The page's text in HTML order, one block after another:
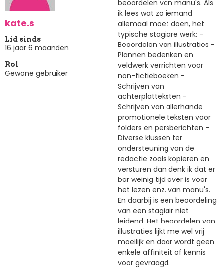
kate.s
Lid sinds
16 jaar 6 maanden
Rol
Gewone gebruiker
beoordelen van manu's. Als
ik lees wat zo iemand
allemaal moet doen, het
typische stagiare werk: -
Beoordelen van illustraties -
Plannen bedenken en
veldwerk verrichten voor
non-fictieboeken -
Schrijven van
achterplatteksten -
Schrijven van allerhande
promotionele teksten voor
folders en persberichten -
Diverse klussen ter
ondersteuning van de
redactie zoals kopiëren en
versturen dan denk ik dat er
bar weinig tijd over is voor
het lezen enz. van manu's.
En daarbij is een beoordeling
van een stagiair niet
leidend. Het beoordelen van
illustraties lijkt me wel vrij
moeilijk en daar wordt geen
enkele affiniteit of kennis
voor gevraagd.